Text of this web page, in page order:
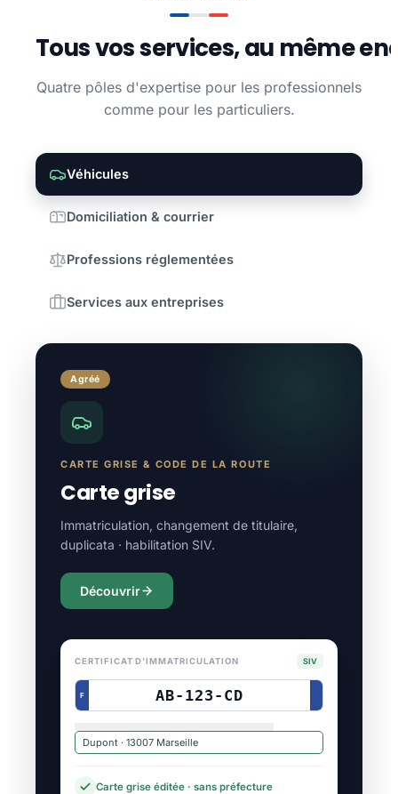
Tous vos services, au même
Quatre pôles d'expertise pour les professionnels
comme pour les particuliers.
Véhicules
Domiciliation & courrier
Professions réglementées
Services aux entreprises
Agréé
CARTE GRISE & CODE DE LA ROUTE
Carte grise
Immatriculation, changement de titulaire,
duplicata · habilitation SIV.
Découvrir
CERTIFICAT D'IMMATRICULATION SIV
F AB-123-CD
Dupont · 13007 Marseille
Carte grise éditée · sans préfecture